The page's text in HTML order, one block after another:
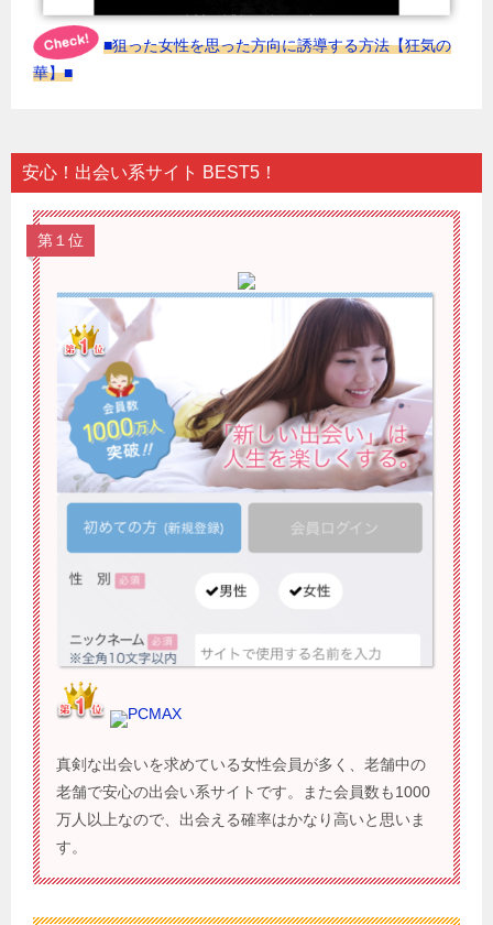
■狙った女性を思った方向に誘導する方法【狂気の
華】■
安心！出会い系サイト BEST5！
第１位
PCMAX
真剣な出会いを求めている女性会員が多く、老舗中の
老舗で安心の出会い系サイトです。また会員数も1000
万人以上なので、出会える確率はかなり高いと思いま
す。